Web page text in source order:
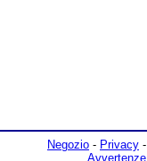
Negozio - Privacy -
Avvertenze